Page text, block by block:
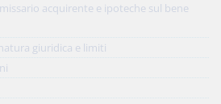
acquirente e ipoteche sul bene
giuridica e limiti